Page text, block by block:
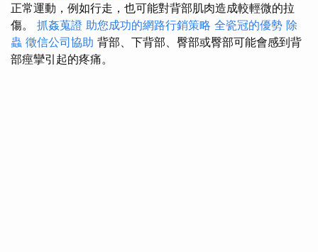
正常運動，例如行走，也可能對背部肌肉造成較輕微的拉
傷。 抓姦蒐證 助您成功的網路行銷策略 全瓷冠的優勢 除
蟲 徵信公司協助 背部、下背部、臀部或臀部可能會感到背
部痙攣引起的疼痛。